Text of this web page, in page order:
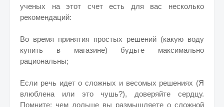
ученых на этот счет есть для вас несколько
рекомендаций:
Во время принятия простых решений (какую воду
купить в магазине) будьте максимально
рациональны;
Если речь идет о сложных и весомых решениях (Я
влюблена или это чушь?), доверяйте сердцу.
Помните: чем дольше вы размышляете о сложной